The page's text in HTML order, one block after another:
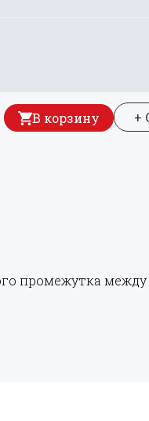
В корзину +
промежутка